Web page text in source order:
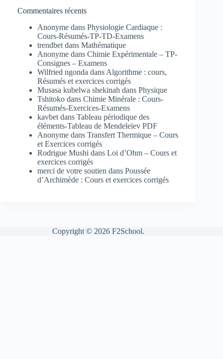
Commentaires récents
Anonyme dans Physiologie Cardiaque :
Cours-Résumés-TP-TD-Examens
trendbet dans Mathématique
Anonyme dans Chimie Expérimentale – TP-
Consignes – Examens
Wilfried ngonda dans Algorithme : cours,
Résumés et exercices corrigés
Musasa kubelwa shekinah dans Physique
Tshitoko dans Chimie Minérale : Cours-
Résumés-Exercices-Examens
kavbet dans Tableau périodique des
éléments-Tableau de Mendeleïev PDF
Anonyme dans Transfert Thermique – Cours
et Exercices corrigés
Rodrigue Mushi dans Loi d’Ohm – Cours et
exercices corrigés
merci de votre soutien dans Poussée
d’Archimède : Cours et exercices corrigés
Copyright © 2026 F2School.